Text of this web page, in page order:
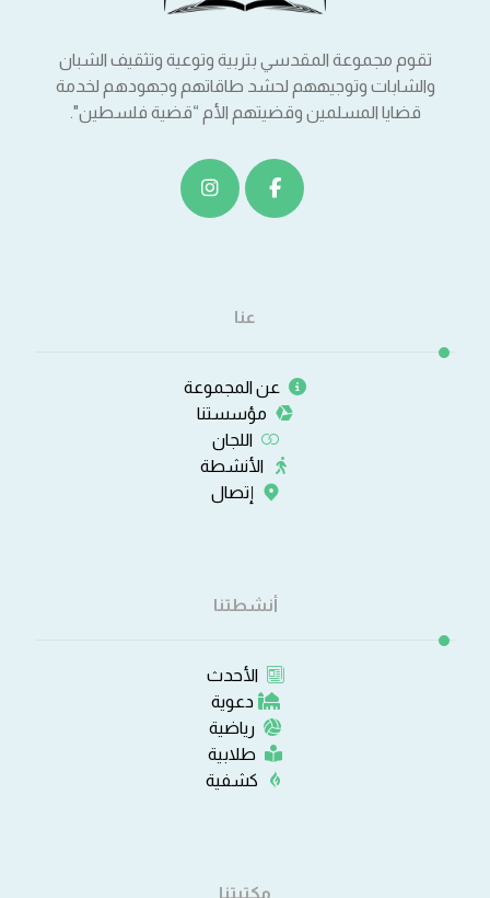
تقوم مجموعة المقدسي بتربية وتوعية وتثقيف الشبان
والشابات وتوجيههم لحشد طاقاتهم وجهودهم لخدمة
قضايا المسلمين وقضيتهم الأم “قضية فلسطين".
عنا
عن المجموعة
مؤسستنا
اللجان
الأنشطة
إتصال
أنشطتنا
الأحدث
دعوية
رياضية
طلابية
كشفية
مكتبتنا